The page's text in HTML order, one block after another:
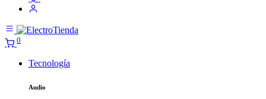
0
Tecnología
Audio